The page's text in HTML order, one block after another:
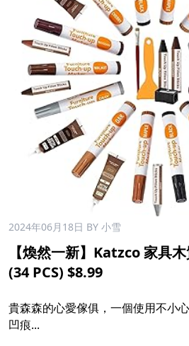
2024年06月18日 BY 小雪
【煥然一新】Katzco 家具
(34 PCS) $8.99
貴森森的心愛傢俱，一個使用不小
凹痕...